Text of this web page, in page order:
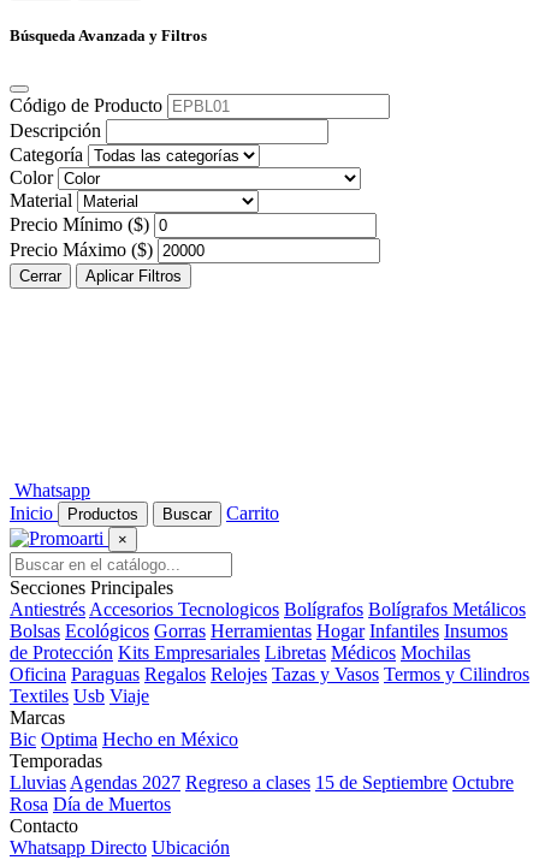
Búsqueda Avanzada y Filtros
Código de Producto
Descripción
Categoría
Color
Material
Precio Mínimo ($)
Precio Máximo ($)
Cerrar Aplicar Filtros
Whatsapp
Inicio
Productos Buscar Carrito
×
Secciones Principales
Antiestrés Accesorios Tecnologicos Bolígrafos Bolígrafos Metálicos
Bolsas Ecológicos Gorras Herramientas Hogar Infantiles Insumos
de Protección Kits Empresariales Libretas Médicos Mochilas
Oficina Paraguas Regalos Relojes Tazas y Vasos Termos y Cilindros
Textiles Usb Viaje
Marcas
Bic Optima Hecho en México
Temporadas
Lluvias Agendas 2027 Regreso a clases 15 de Septiembre Octubre
Rosa Día de Muertos
Contacto
Whatsapp Directo Ubicación